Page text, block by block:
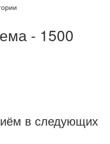
- 1500
в следующих